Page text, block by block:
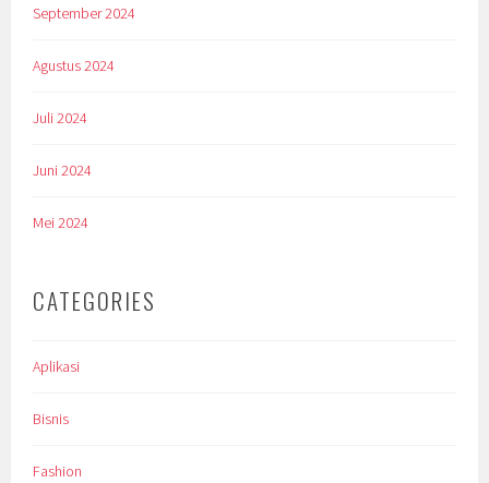
September 2024
Agustus 2024
Juli 2024
Juni 2024
Mei 2024
CATEGORIES
Aplikasi
Bisnis
Fashion